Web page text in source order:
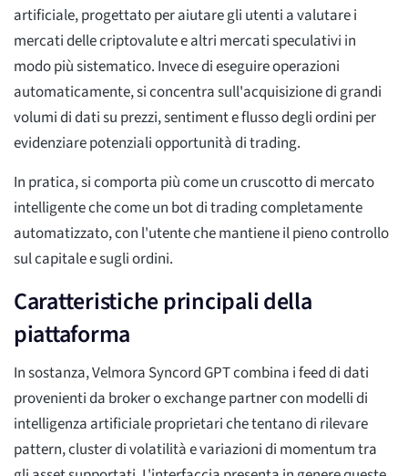
artificiale, progettato per aiutare gli utenti a valutare i
mercati delle criptovalute e altri mercati speculativi in
modo più sistematico. Invece di eseguire operazioni
automaticamente, si concentra sull'acquisizione di grandi
volumi di dati su prezzi, sentiment e flusso degli ordini per
evidenziare potenziali opportunità di trading.
In pratica, si comporta più come un cruscotto di mercato
intelligente che come un bot di trading completamente
automatizzato, con l'utente che mantiene il pieno controllo
sul capitale e sugli ordini.
Caratteristiche principali della
piattaforma
In sostanza, Velmora Syncord GPT combina i feed di dati
provenienti da broker o exchange partner con modelli di
intelligenza artificiale proprietari che tentano di rilevare
pattern, cluster di volatilità e variazioni di momentum tra